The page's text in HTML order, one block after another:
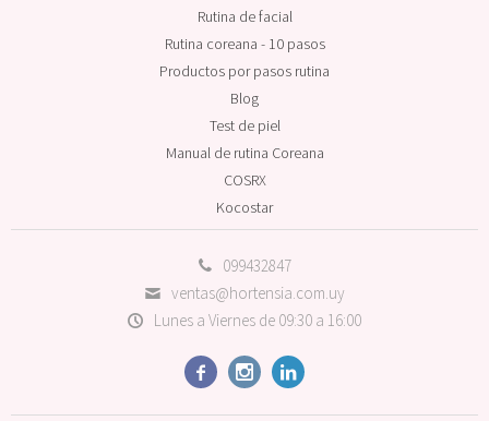
099432847
ventas@hortensia.com.uy
Lunes a Viernes de 09:30 a 16:00
  
Rutina de facial
Rutina coreana - 10 pasos
Productos por pasos rutina
Blog
Test de piel
Manual de rutina Coreana
COSRX
Kocostar